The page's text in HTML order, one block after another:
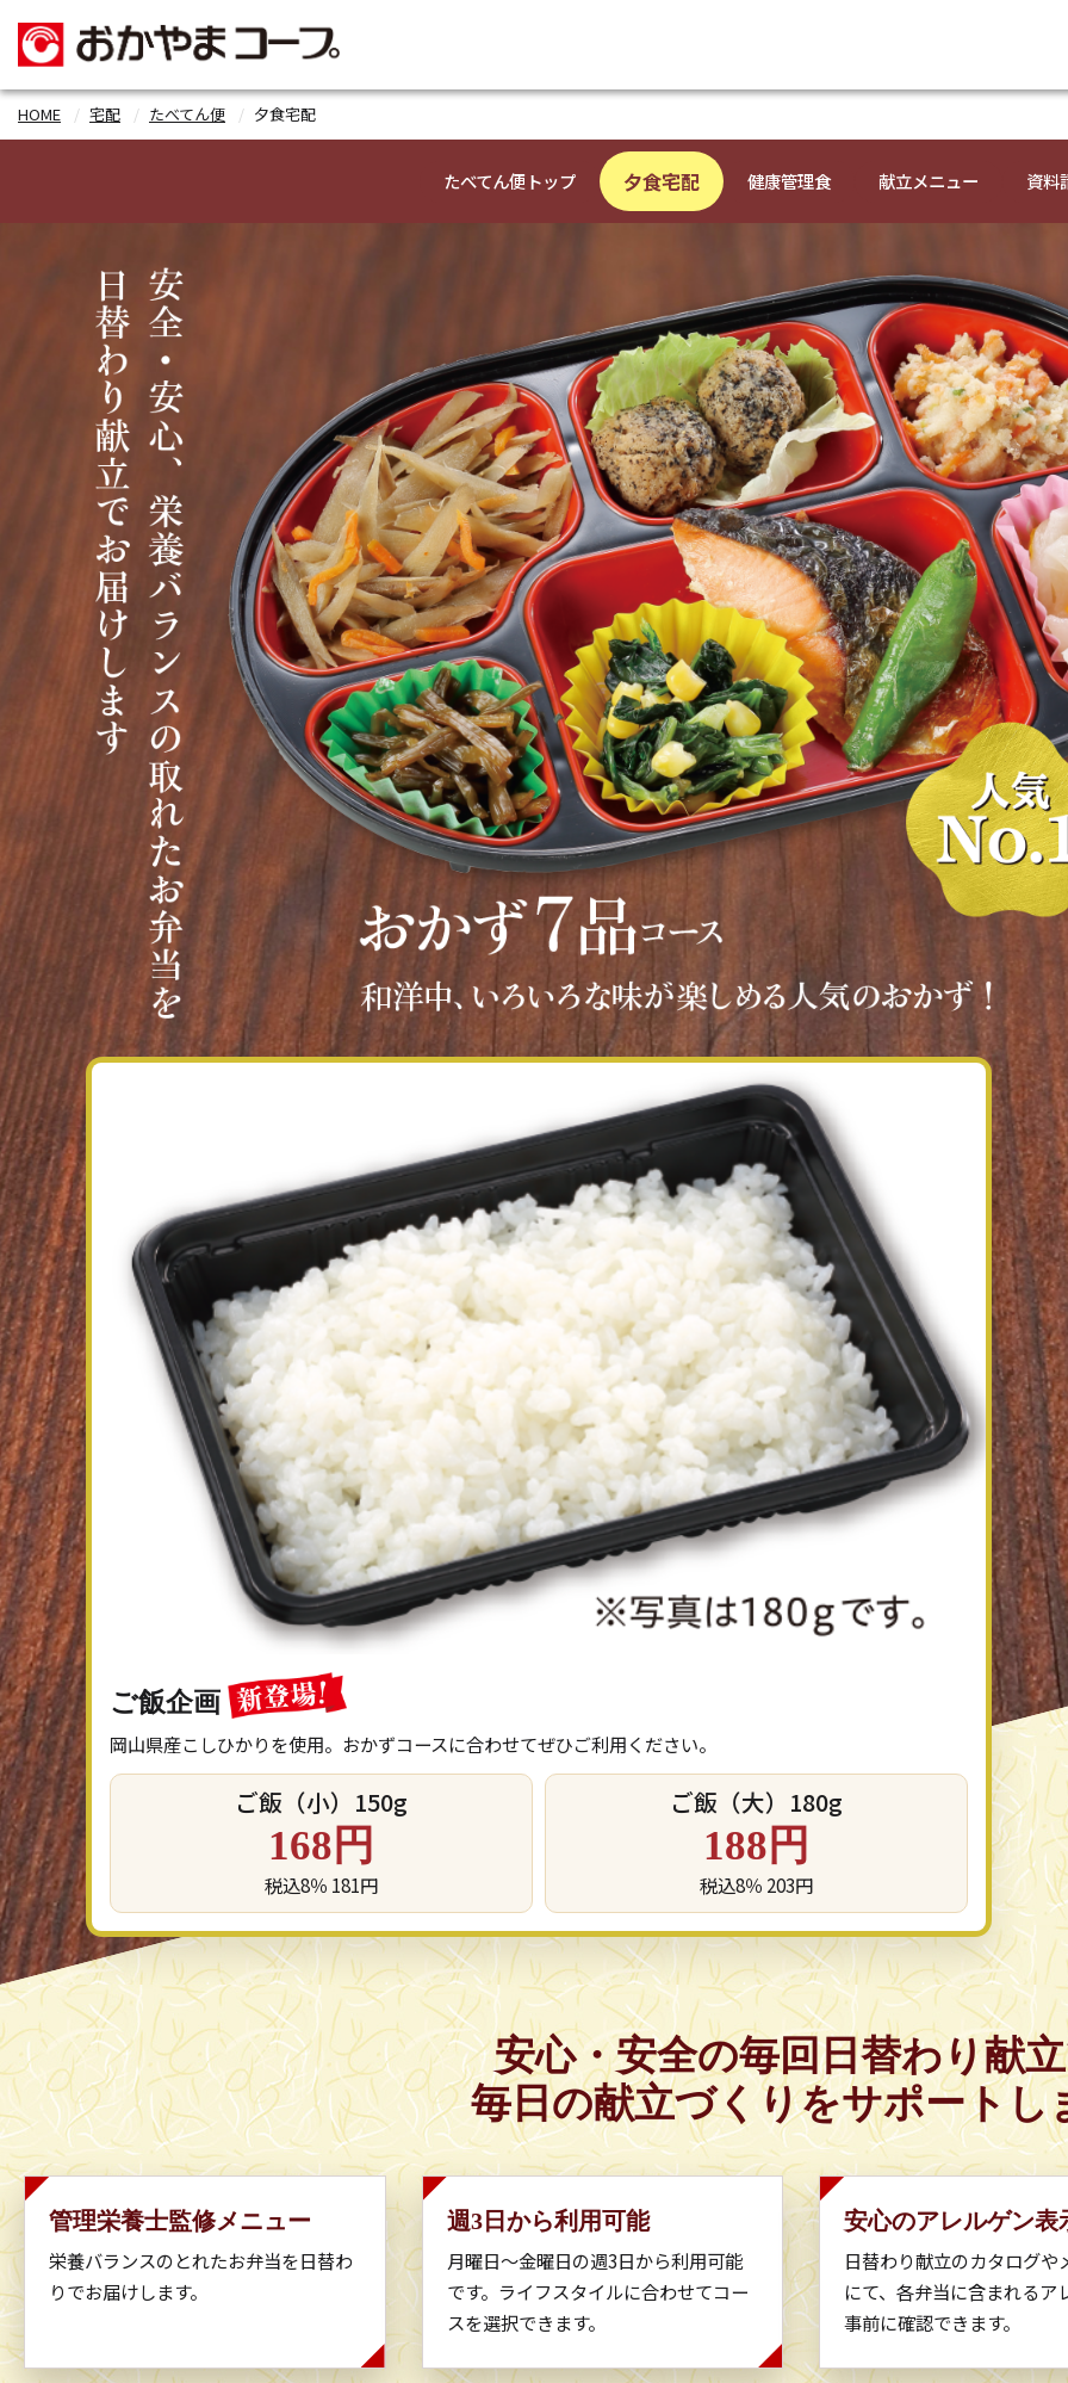
HOME 宅配 たべてん便 夕食宅配
たべてん便トップ 夕食宅配 健康管理食 献立メニュー 資料
ご飯企画
岡山県産こしひかりを使用。おかずコースに合わせてぜひご利用ください。
ご飯（小）150g
168円
税込8％ 181円
ご飯（大）180g
188円
税込8％ 203円
安心・安全の毎回日替わり献
毎日の献立づくりをサポートし
管理栄養士監修メニュー
栄養バランスのとれたお弁当を日替わ
りでお届けします。
週3日から利用可能
月曜日〜金曜日の週3日から利用可能
です。ライフスタイルに合わせてコー
スを選択できます。
安心のアレルゲン表
日替わり献立のカタログや
にて、各弁当に含まれるア
事前に確認できます。